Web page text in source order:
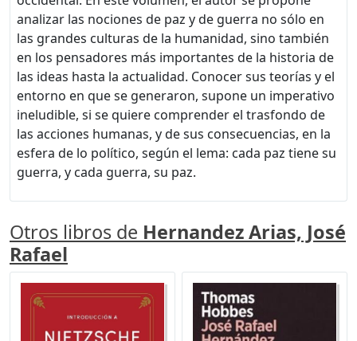
analizar las nociones de paz y de guerra no sólo en
las grandes culturas de la humanidad, sino también
en los pensadores más importantes de la historia de
las ideas hasta la actualidad. Conocer sus teorías y el
entorno en que se generaron, supone un imperativo
ineludible, si se quiere comprender el trasfondo de
las acciones humanas, y de sus consecuencias, en la
esfera de lo político, según el lema: cada paz tiene su
guerra, y cada guerra, su paz.
Otros libros de Hernandez Arias, José
Rafael